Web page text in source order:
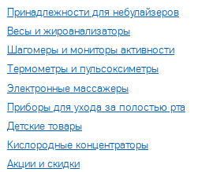
Принадлежности для небулайзеров
Весы и жироанализаторы
Шагомеры и мониторы активности
Термометры и пульсоксиметры
Электронные массажеры
Приборы для ухода за полостью рта
Детские товары
Кислородные концентраторы
Акции и скидки